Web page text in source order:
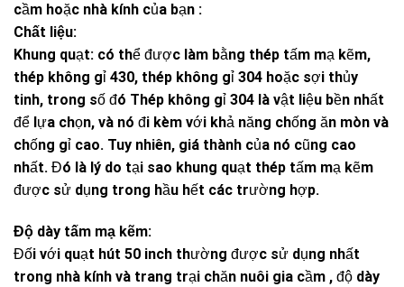
cầm hoặc nhà kính của bạn :
Chất liệu:
Khung quạt: có thể được làm bằng thép tấm mạ kẽm,
thép không gỉ 430, thép không gỉ 304 hoặc sợi thủy
tinh, trong số đó Thép không gỉ 304 là vật liệu bền nhất
để lựa chọn, và nó đi kèm với khả năng chống ăn mòn và
chống gỉ cao. Tuy nhiên, giá thành của nó cũng cao
nhất. Đó là lý do tại sao khung quạt thép tấm mạ kẽm
được sử dụng trong hầu hết các trường hợp.
Độ dày tấm mạ kẽm:
Đối với quạt hút 50 inch thường được sử dụng nhất
trong nhà kính và trang trại chăn nuôi gia cầm , độ dày